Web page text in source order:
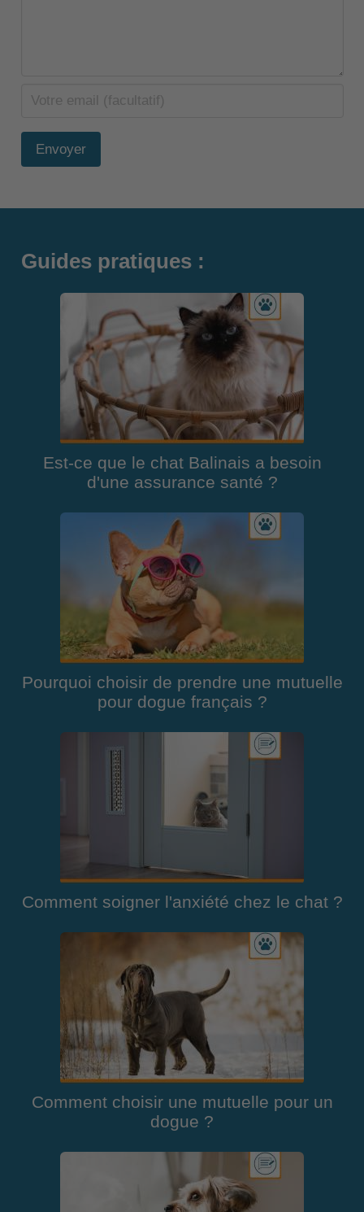
Envoyer
Guides pratiques :
Est-ce que le chat Balinais a besoin
d'une assurance santé ?
Pourquoi choisir de prendre une mutuelle
pour dogue français ?
Comment soigner l'anxiété chez le chat ?
Comment choisir une mutuelle pour un
dogue ?